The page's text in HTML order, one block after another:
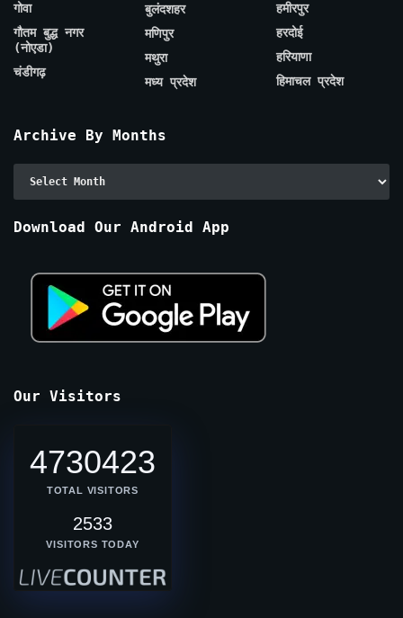
गोवा
गौतम बुद्ध नगर
(नोएडा)
चंडीगढ़
बुलंदशहर
मणिपुर
मथुरा
मध्य प्रदेश
हमीरपुर
हरदोई
हरियाणा
हिमाचल प्रदेश
Archive By Months
Archive
Download Our Android App
Our Visitors
4730423
TOTAL VISITORS
2533
VISITORS TODAY